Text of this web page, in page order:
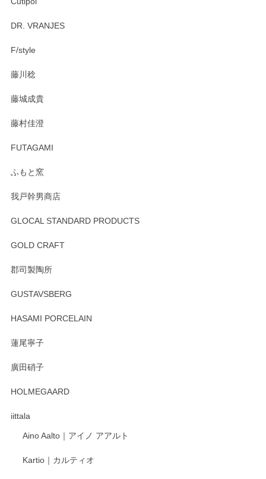
DR. VRANJES
F/style
藤川稔
藤城成貴
藤村佳澄
FUTAGAMI
ふもと窯
我戸幹男商店
GLOCAL STANDARD PRODUCTS
GOLD CRAFT
郡司製陶所
GUSTAVSBERG
HASAMI PORCELAIN
蓮尾寧子
廣田硝子
HOLMEGAARD
iittala
Aino Aalto｜アイノ アアルト
Kartio｜カルティオ